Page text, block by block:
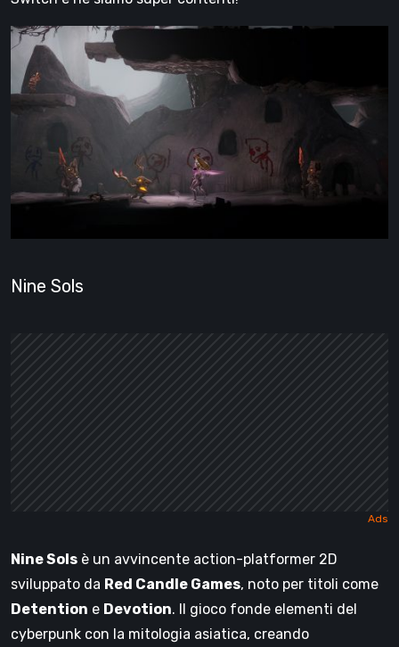
Nine Sols
Nine Sols è un avvincente action-platformer 2D
sviluppato da Red Candle Games, noto per titoli come
Detention e Devotion. Il gioco fonde elementi del
cyberpunk con la mitologia asiatica, creando